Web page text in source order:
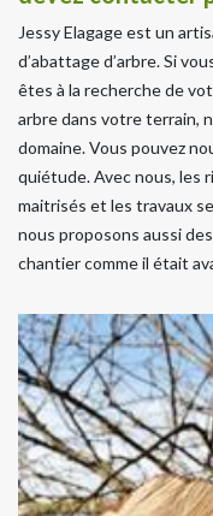
Jessy Elagage est un
d’abattage d’arbre. Si
êtes à la recherche de
arbre dans votre terrain,
domaine. Vous pouvez
quiétude. Avec nous, les
maitrisés et les travaux
nous proposons aussi
chantier comme il était